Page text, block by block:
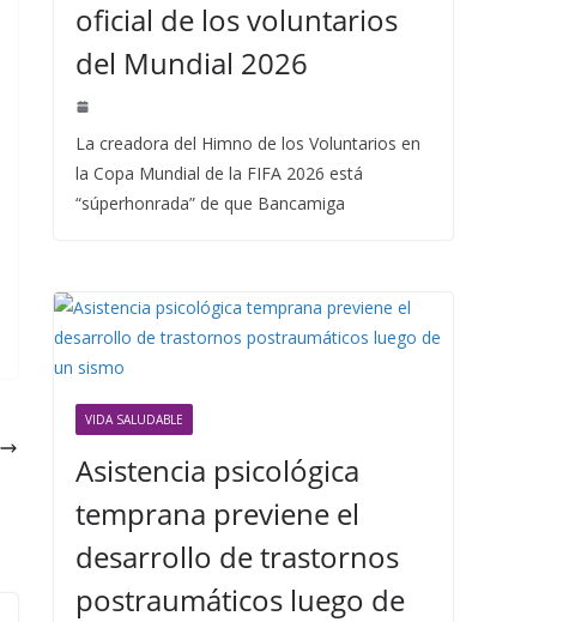
oficial de los voluntarios
del Mundial 2026
La creadora del Himno de los Voluntarios en
la Copa Mundial de la FIFA 2026 está
“súperhonrada” de que Bancamiga
VIDA SALUDABLE
Asistencia psicológica
temprana previene el
desarrollo de trastornos
postraumáticos luego de